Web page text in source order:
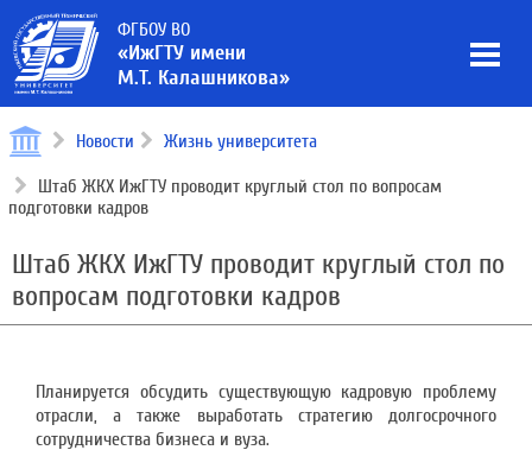
ФГБОУ ВО
«ИжГТУ имени
М.Т. Калашникова»
Новости Жизнь университета
Штаб ЖКХ ИжГТУ проводит круглый стол по вопросам
подготовки кадров
Штаб ЖКХ ИжГТУ проводит круглый стол по
вопросам подготовки кадров
Планируется обсудить существующую кадровую проблему
отрасли, а также выработать стратегию долгосрочного
сотрудничества бизнеса и вуза.